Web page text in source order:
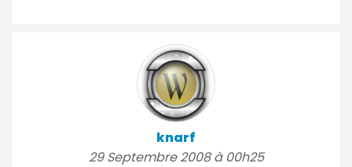
knarf
29 Septembre 2008 à 00h25